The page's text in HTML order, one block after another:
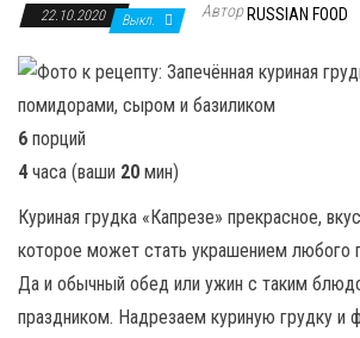
22.10.2020 Выкл. Автор RUSSIAN FOOD
6 порций
4часа (ваши 20 мин)
Куриная грудка «Капрезе» прекрасное,
которое может стать украшением любого
Да и обычный обед или ужин с таким
праздником. Надрезаем куриную грудку